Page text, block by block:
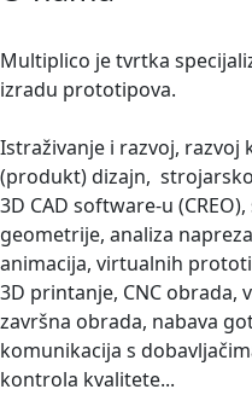
Multiplico je tvrtka
izradu prototipova.
Istraživanje i razvoj, razvoj
(produkt) dizajn,
3D CAD software-u
geometrije, analiza
animacija, virtualnih
3D printanje, CNC obrada,
završna obrada, nabava
komunikacija s
kontrola kvalitete...